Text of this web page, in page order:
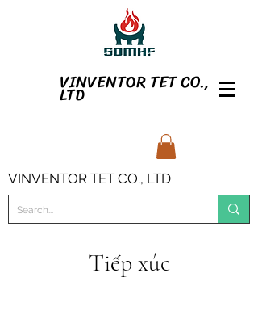
VINVENTOR TET CO.,
LTD
VINVENTOR TET CO., LTD
Tiếp xúc